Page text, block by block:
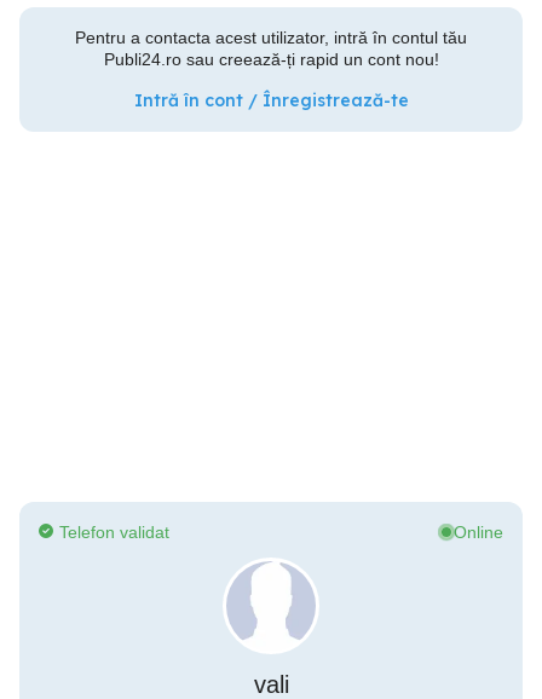
Pentru a contacta acest utilizator, intră în contul tău
Publi24.ro sau creează-ți rapid un cont nou!
Intră în cont / Înregistrează-te
Telefon validat Online
vali